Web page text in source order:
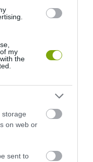
my
the
storage
on web or
sent to
VILÁG
ÉJSZAKAI BEPORZÓK:
A MEXIKÓI POHÁR